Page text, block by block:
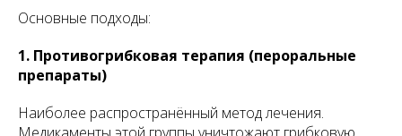
Основные подходы:
1. Противогрибковая терапия (пероральные
препараты)
Наиболее распространённый метод лечения.